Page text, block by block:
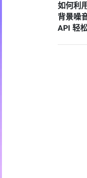
如何利
背景噪
API 轻